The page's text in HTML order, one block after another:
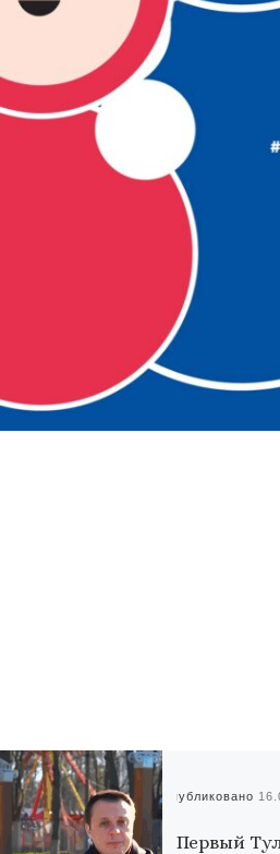
Опубликовано
Первый